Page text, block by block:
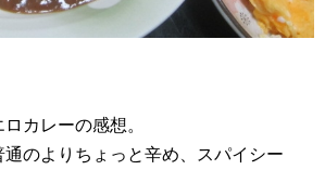
カレーの感想。
のよりちょっと辛め、スパイシー